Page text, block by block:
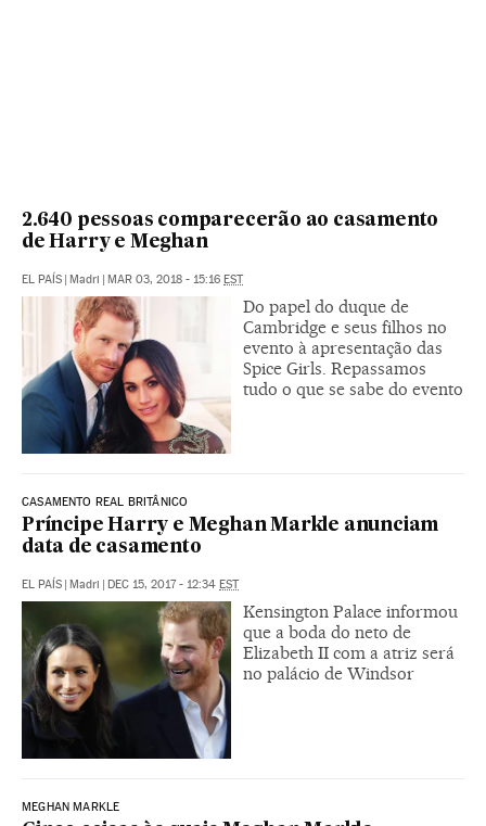
2.640 pessoas comparecerão ao casamento
de Harry e Meghan
EL PAÍS | Madri | MAR 03, 2018 - 15:16 EST
Do papel do duque de
Cambridge e seus filhos no
evento à apresentação das
Spice Girls. Repassamos
tudo o que se sabe do evento
CASAMENTO REAL BRITÂNICO
Príncipe Harry e Meghan Markle anunciam
data de casamento
EL PAÍS | Madri | DEC 15, 2017 - 12:34 EST
Kensington Palace informou
que a boda do neto de
Elizabeth II com a atriz será
no palácio de Windsor
MEGHAN MARKLE